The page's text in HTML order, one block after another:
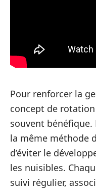
Pour renforcer la
concept de rotation
souvent bénéfique.
la même méthode
d’éviter le
les nuisibles.
suivi régulier,